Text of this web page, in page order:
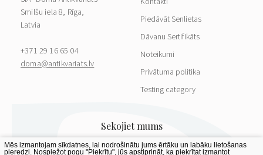
Smilšu iela 8, Rīga,
Latvia
+371 29 16 65 04
doma@antikvariats.lv
Piedāvāt Senlietas
Dāvanu Sertifikāts
Noteikumi
Privātuma politika
Testing category
Mēs izmantojam sīkdatnes, lai nodrošinātu jums ērtāku un labāku lietošanas
pieredzi. Nospiežot pogu "Piekrītu", jūs apstiprināt, ka piekrītat izmantot